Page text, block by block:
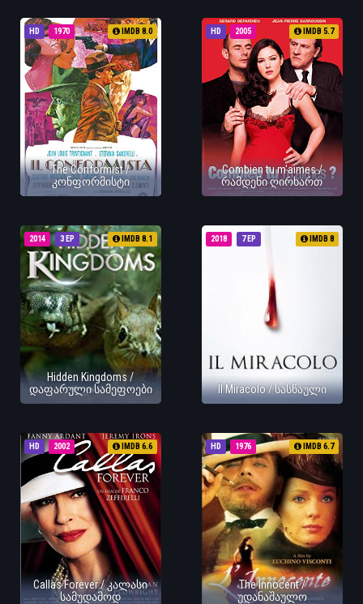
HD 1970 IMDB 8.0
The Conformist /
კონფორმისტი
HD 2005 IMDB 5.7
Combien tu m'aimes /
რამდენი ღირხართ
3 EP
2014 IMDB 8.1
Hidden Kingdoms /
დაფარული სამეფოები
7 EP
2018 IMDB 8
Il Miracolo / სასწაული
HD 2002 IMDB 6.6
Callas Forever / კალასი
სამუდამოდ
HD 1976 IMDB 6.7
The Innocent /
უდანაშაულო